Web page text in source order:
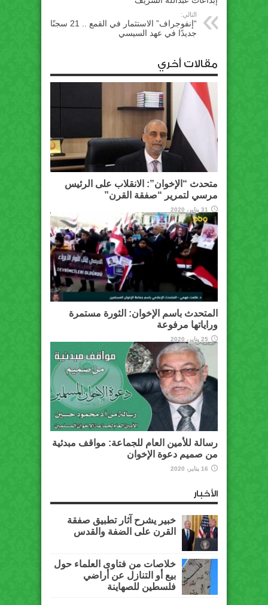
التالي:
“إنفوجراف” الاستثمار في القمع .. 21 سجنًا
جديدًا في عهد السيسي
مقالات أخري
متحدث “الإخوان”: الانقلاب على الرئيس
مرسي لتمرير “صفقة القرن”
31 يناير، 2020
المتحدث باسم الإخوان: الثورة مستمرة
وراياتها مرفوعة
25 يناير، 2020
رسالة للأمين العام للجماعة: مواقف مبدئية
من صميم دعوة الإخوان
16 يناير، 2020
الأخبار
خبير يشرح آثار تطبيق صفقة
القرن على الضفة والقدس
خلاصات من فتاوى العلماء حول
بيع أو التنازل عن أراضي
فلسطين للصهاينة